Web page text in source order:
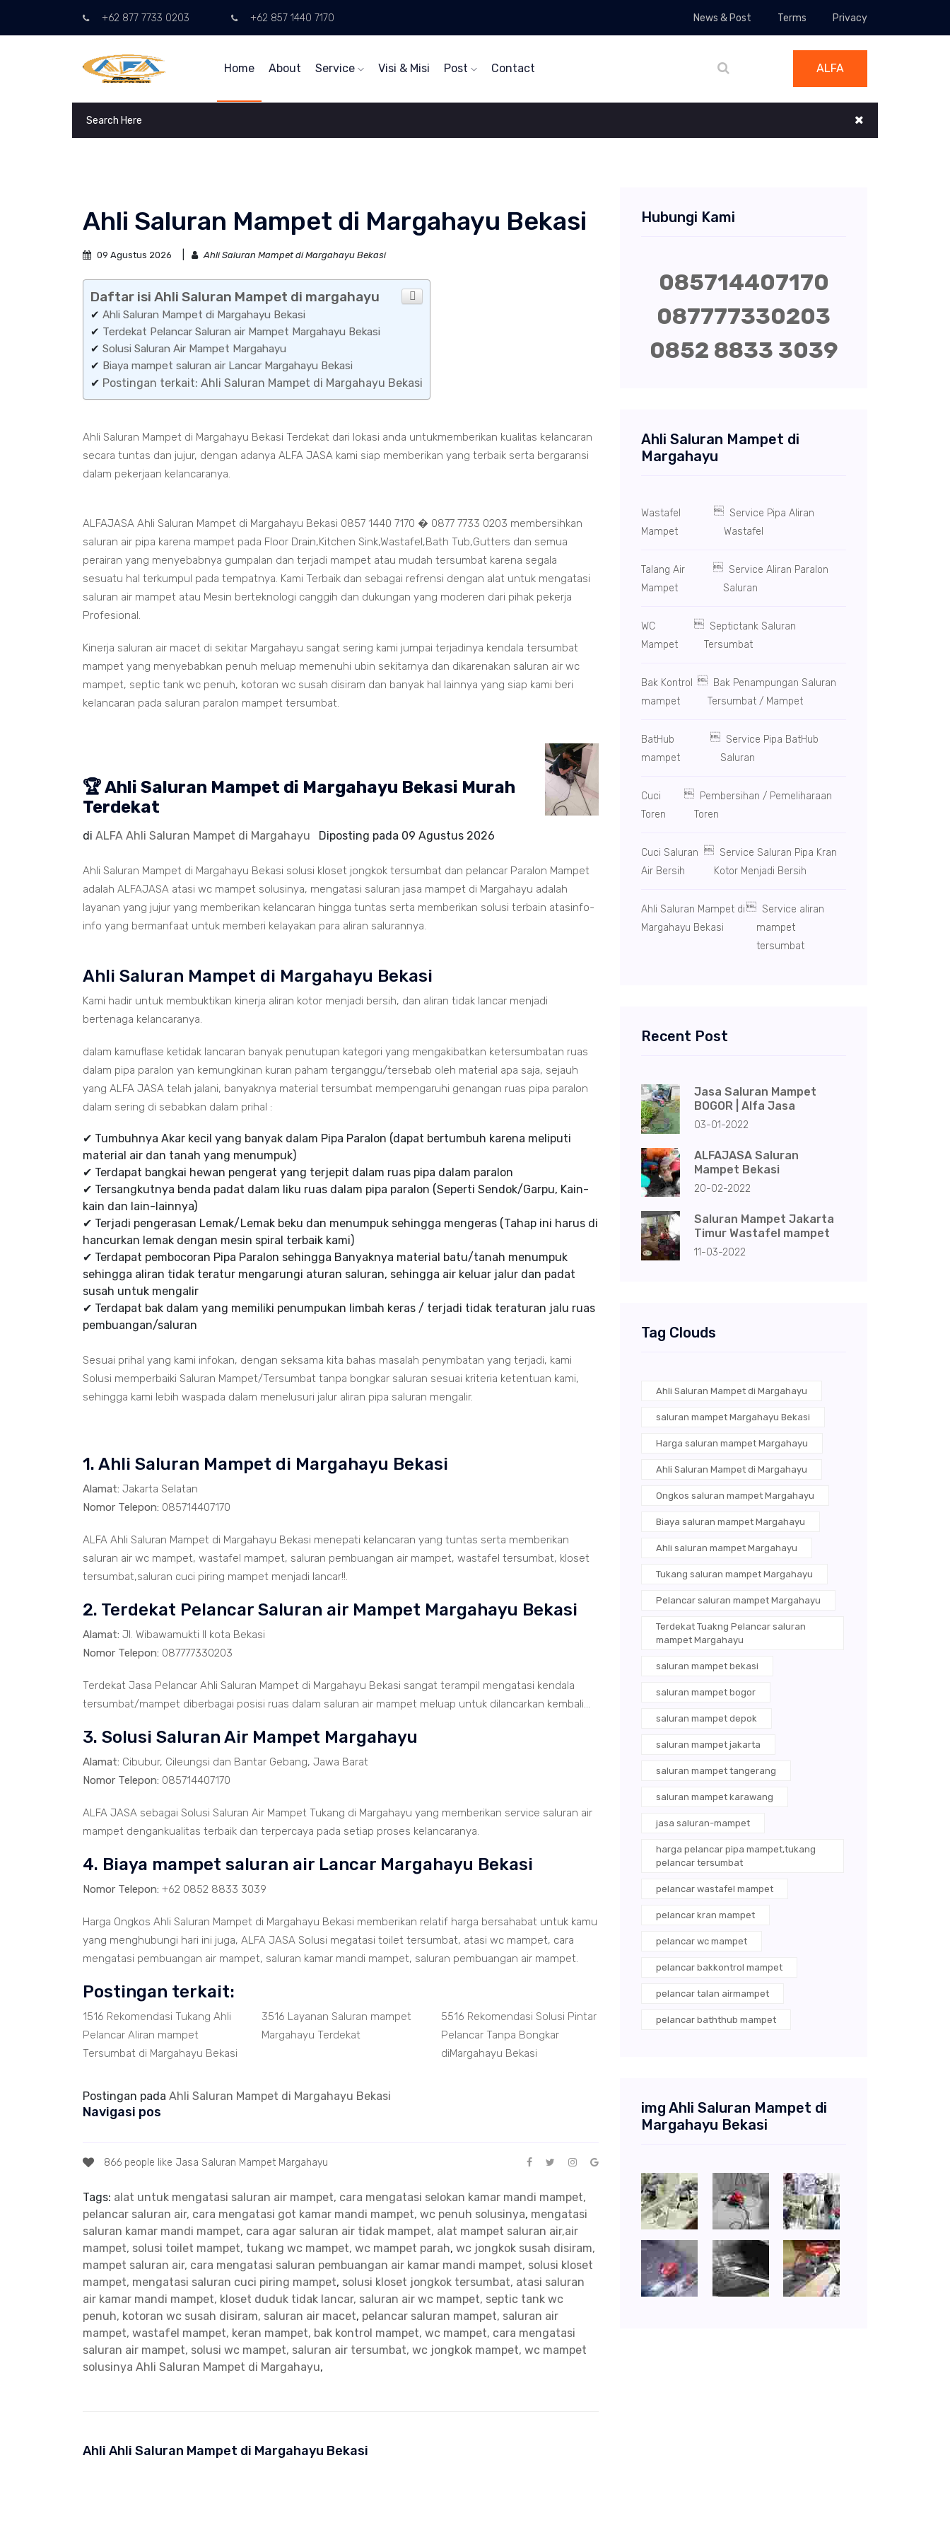
+62 877 7733 0203 +62 857 1440 7170 News & Post Terms Privacy
Home About Service Visi & Misi Post Contact ALFA
Ahli Saluran Mampet di Margahayu Bekasi
09 Agustus 2026 Ahli Saluran Mampet di Margahayu Bekasi
Daftar isi Ahli Saluran Mampet di margahayu
✔ Ahli Saluran Mampet di Margahayu Bekasi
✔ Terdekat Pelancar Saluran air Mampet Margahayu Bekasi
✔ Solusi Saluran Air Mampet Margahayu
✔ Biaya mampet saluran air Lancar Margahayu Bekasi
✔ Postingan terkait: Ahli Saluran Mampet di Margahayu Bekasi
Ahli Saluran Mampet di Margahayu Bekasi Terdekat dari lokasi anda untukmemberikan kualitas kelancaran
secara tuntas dan jujur, dengan adanya ALFA JASA kami siap memberikan yang terbaik serta bergaransi
dalam pekerjaan kelancaranya.
ALFAJASA Ahli Saluran Mampet di Margahayu Bekasi 0857 1440 7170 � 0877 7733 0203 membersihkan
saluran air pipa karena mampet pada Floor Drain,Kitchen Sink,Wastafel,Bath Tub,Gutters dan semua
perairan yang menyebabnya gumpalan dan terjadi mampet atau mudah tersumbat karena segala
sesuatu hal terkumpul pada tempatnya. Kami Terbaik dan sebagai refrensi dengan alat untuk mengatasi
saluran air mampet atau Mesin berteknologi canggih dan dukungan yang moderen dari pihak pekerja
Profesional.
Kinerja saluran air macet di sekitar Margahayu sangat sering kami jumpai terjadinya kendala tersumbat
mampet yang menyebabkan penuh meluap memenuhi ubin sekitarnya dan dikarenakan saluran air wc
mampet, septic tank wc penuh, kotoran wc susah disiram dan banyak hal lainnya yang siap kami beri
kelancaran pada saluran paralon mampet tersumbat.
🏆 Ahli Saluran Mampet di Margahayu Bekasi Murah
Terdekat
di ALFA Ahli Saluran Mampet di Margahayu Diposting pada 09 Agustus 2026
Ahli Saluran Mampet di Margahayu Bekasi solusi kloset jongkok tersumbat dan pelancar Paralon Mampet
adalah ALFAJASA atasi wc mampet solusinya, mengatasi saluran jasa mampet di Margahayu adalah
layanan yang jujur yang memberikan kelancaran hingga tuntas serta memberikan solusi terbain atasinfo-
info yang bermanfaat untuk memberi kelayakan para aliran salurannya.
Ahli Saluran Mampet di Margahayu Bekasi
Kami hadir untuk membuktikan kinerja aliran kotor menjadi bersih, dan aliran tidak lancar menjadi
bertenaga kelancaranya.
dalam kamuflase ketidak lancaran banyak penutupan kategori yang mengakibatkan ketersumbatan ruas
dalam pipa paralon yan kemungkinan kuran paham terganggu/tersebab oleh material apa saja, sejauh
yang ALFA JASA telah jalani, banyaknya material tersumbat mempengaruhi genangan ruas pipa paralon
dalam sering di sebabkan dalam prihal :
✔ Tumbuhnya Akar kecil yang banyak dalam Pipa Paralon (dapat bertumbuh karena meliputi
material air dan tanah yang menumpuk)
✔ Terdapat bangkai hewan pengerat yang terjepit dalam ruas pipa dalam paralon
✔ Tersangkutnya benda padat dalam liku ruas dalam pipa paralon (Seperti Sendok/Garpu, Kain-
kain dan lain-lainnya)
✔ Terjadi pengerasan Lemak/Lemak beku dan menumpuk sehingga mengeras (Tahap ini harus di
hancurkan lemak dengan mesin spiral terbaik kami)
✔ Terdapat pembocoran Pipa Paralon sehingga Banyaknya material batu/tanah menumpuk
sehingga aliran tidak teratur mengarungi aturan saluran, sehingga air keluar jalur dan padat
susah untuk mengalir
✔ Terdapat bak dalam yang memiliki penumpukan limbah keras / terjadi tidak teraturan jalu ruas
pembuangan/saluran
Sesuai prihal yang kami infokan, dengan seksama kita bahas masalah penymbatan yang terjadi, kami
Solusi memperbaiki Saluran Mampet/Tersumbat tanpa bongkar saluran sesuai kriteria ketentuan kami,
sehingga kami lebih waspada dalam menelusuri jalur aliran pipa saluran mengalir.
1. Ahli Saluran Mampet di Margahayu Bekasi
Alamat: Jakarta Selatan
Nomor Telepon: 085714407170
ALFA Ahli Saluran Mampet di Margahayu Bekasi menepati kelancaran yang tuntas serta memberikan
saluran air wc mampet, wastafel mampet, saluran pembuangan air mampet, wastafel tersumbat, kloset
tersumbat,saluran cuci piring mampet menjadi lancar!!.
2. Terdekat Pelancar Saluran air Mampet Margahayu Bekasi
Alamat: Jl. Wibawamukti II kota Bekasi
Nomor Telepon: 087777330203
Terdekat Jasa Pelancar Ahli Saluran Mampet di Margahayu Bekasi sangat terampil mengatasi kendala
tersumbat/mampet diberbagai posisi ruas dalam saluran air mampet meluap untuk dilancarkan kembali...
3. Solusi Saluran Air Mampet Margahayu
Alamat: Cibubur, Cileungsi dan Bantar Gebang, Jawa Barat
Nomor Telepon: 085714407170
ALFA JASA sebagai Solusi Saluran Air Mampet Tukang di Margahayu yang memberikan service saluran air
mampet dengankualitas terbaik dan terpercaya pada setiap proses kelancaranya.
4. Biaya mampet saluran air Lancar Margahayu Bekasi
Nomor Telepon: +62 0852 8833 3039
Harga Ongkos Ahli Saluran Mampet di Margahayu Bekasi memberikan relatif harga bersahabat untuk kamu
yang menghubungi hari ini juga, ALFA JASA Solusi megatasi toilet tersumbat, atasi wc mampet, cara
mengatasi pembuangan air mampet, saluran kamar mandi mampet, saluran pembuangan air mampet.
Postingan terkait:
1516 Rekomendasi Tukang Ahli
Pelancar Aliran mampet
Tersumbat di Margahayu Bekasi
3516 Layanan Saluran mampet
Margahayu Terdekat
5516 Rekomendasi Solusi Pintar
Pelancar Tanpa Bongkar
diMargahayu Bekasi
Postingan pada Ahli Saluran Mampet di Margahayu Bekasi
Navigasi pos
866 people like Jasa Saluran Mampet Margahayu
Tags: alat untuk mengatasi saluran air mampet, cara mengatasi selokan kamar mandi mampet,
pelancar saluran air, cara mengatasi got kamar mandi mampet, wc penuh solusinya, mengatasi
saluran kamar mandi mampet, cara agar saluran air tidak mampet, alat mampet saluran air,air
mampet, solusi toilet mampet, tukang wc mampet, wc mampet parah, wc jongkok susah disiram,
mampet saluran air, cara mengatasi saluran pembuangan air kamar mandi mampet, solusi kloset
mampet, mengatasi saluran cuci piring mampet, solusi kloset jongkok tersumbat, atasi saluran
air kamar mandi mampet, kloset duduk tidak lancar, saluran air wc mampet, septic tank wc
penuh, kotoran wc susah disiram, saluran air macet, pelancar saluran mampet, saluran air
mampet, wastafel mampet, keran mampet, bak kontrol mampet, wc mampet, cara mengatasi
saluran air mampet, solusi wc mampet, saluran air tersumbat, wc jongkok mampet, wc mampet
solusinya Ahli Saluran Mampet di Margahayu,
Ahli Ahli Saluran Mampet di Margahayu Bekasi
Hubungi Kami
085714407170
087777330203
0852 8833 3039
Ahli Saluran Mampet di
Margahayu
Wastafel
Mampet
 Service Pipa Aliran
Wastafel
Talang Air
Mampet
Service Aliran Paralon
Saluran
WC
Mampet
 Septictank Saluran
Tersumbat
Bak Kontrol
mampet
 Bak Penampungan Saluran
Tersumbat / Mampet
BatHub
mampet
 Service Pipa BatHub
Saluran
Cuci
Toren
 Pembersihan / Pemeliharaan
Toren
Cuci Saluran
Air Bersih
Service Saluran Pipa Kran
Kotor Menjadi Bersih
Ahli Saluran Mampet di
Margahayu Bekasi
 Service aliran
mampet
tersumbat
Recent Post
Jasa Saluran Mampet
BOGOR | Alfa Jasa
03-01-2022
ALFAJASA Saluran
Mampet Bekasi
20-02-2022
Saluran Mampet Jakarta
Timur Wastafel mampet
11-03-2022
Tag Clouds
Ahli Saluran Mampet di Margahayu
saluran mampet Margahayu Bekasi
Harga saluran mampet Margahayu
Ahli Saluran Mampet di Margahayu
Ongkos saluran mampet Margahayu
Biaya saluran mampet Margahayu
Ahli saluran mampet Margahayu
Tukang saluran mampet Margahayu
Pelancar saluran mampet Margahayu
Terdekat Tuakng Pelancar saluran
mampet Margahayu
saluran mampet bekasi
saluran mampet bogor
saluran mampet depok
saluran mampet jakarta
saluran mampet tangerang
saluran mampet karawang
jasa saluran-mampet
harga pelancar pipa mampet,tukang
pelancar tersumbat
pelancar wastafel mampet
pelancar kran mampet
pelancar wc mampet
pelancar bakkontrol mampet
pelancar talan airmampet
pelancar baththub mampet
img Ahli Saluran Mampet di
Margahayu Bekasi